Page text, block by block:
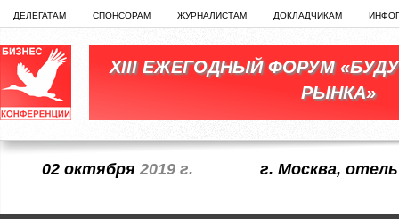
ДЕЛЕГАТАМ СПОНСОРАМ ЖУРНАЛИСТАМ ДОКЛАДЧИКАМ
XIII ЕЖЕГОДНЫЙ ФОРУМ
РЫНКА»
02 октября 2019 г. г. Москва,